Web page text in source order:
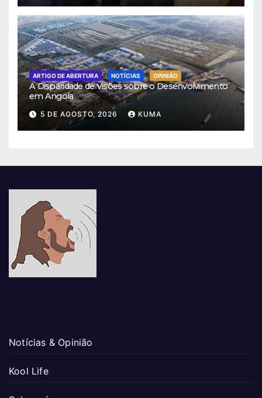
ARTIGO DE ABERTURA NOTÍCIAS OPINIÃO
A Disparidade de Visões sobre o Desenvolvimento
em Angola
5 DE AGOSTO, 2026 KUMA
Notícias & Opinião
Kool Life